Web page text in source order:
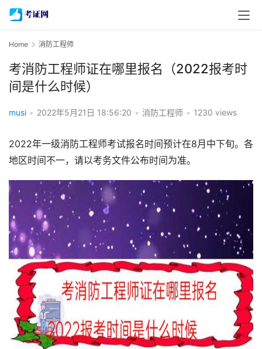
Home 消防工程师
考消防工程师证在哪里报名（2022报考时
间是什么时候）
musi • 2022年5月21日 18:56:20 • 消防工程师 • 1230 views
2022年一级消防工程师考试报名时间预计在8月中下旬。各
地区时间不一，请以考务文件公布时间为准。